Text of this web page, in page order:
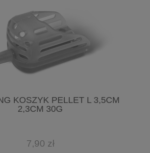
KOSZYK PELLET L 3,5CM
2,3CM 30G
7,90 zł